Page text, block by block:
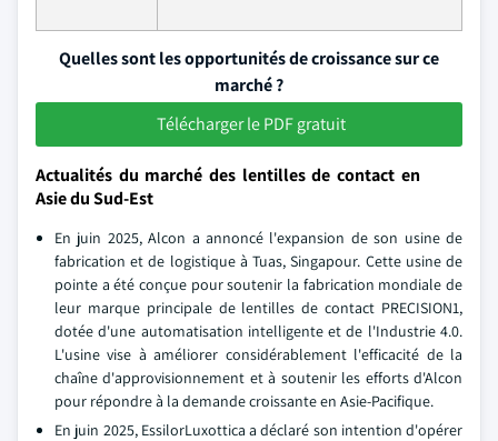
Quelles sont les opportunités de croissance sur ce
marché ?
Télécharger le PDF gratuit
Actualités du marché des lentilles de contact en
Asie du Sud-Est
En juin 2025, Alcon a annoncé l'expansion de son usine de
fabrication et de logistique à Tuas, Singapour. Cette usine de
pointe a été conçue pour soutenir la fabrication mondiale de
leur marque principale de lentilles de contact PRECISION1,
dotée d'une automatisation intelligente et de l'Industrie 4.0.
L'usine vise à améliorer considérablement l'efficacité de la
chaîne d'approvisionnement et à soutenir les efforts d'Alcon
pour répondre à la demande croissante en Asie-Pacifique.
En juin 2025, EssilorLuxottica a déclaré son intention d'opérer